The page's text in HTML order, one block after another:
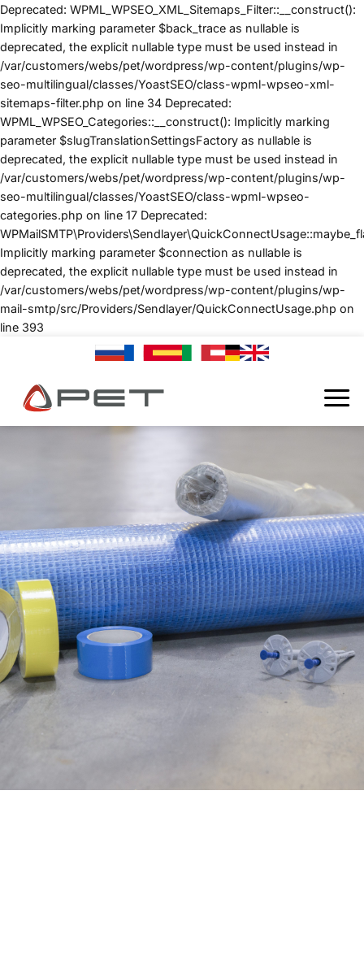
Deprecated: WPML_WPSEO_XML_Sitemaps_Filter::__construct():
Implicitly marking parameter $back_trace as nullable is
deprecated, the explicit nullable type must be used instead in
/var/customers/webs/pet/wordpress/wp-content/plugins/wp-
seo-multilingual/classes/YoastSEO/class-wpml-wpseo-xml-
sitemaps-filter.php on line 34 Deprecated:
WPML_WPSEO_Categories::__construct(): Implicitly marking
parameter $slugTranslationSettingsFactory as nullable is
deprecated, the explicit nullable type must be used instead in
/var/customers/webs/pet/wordpress/wp-content/plugins/wp-
seo-multilingual/classes/YoastSEO/class-wpml-wpseo-
categories.php on line 17 Deprecated:
Implicitly marking parameter $connection as nullable is
deprecated, the explicit nullable type must be used instead in
/var/customers/webs/pet/wordpress/wp-content/plugins/wp-
mail-smtp/src/Providers/Sendlayer/QuickConnectUsage.php on
line 393
CONTENU